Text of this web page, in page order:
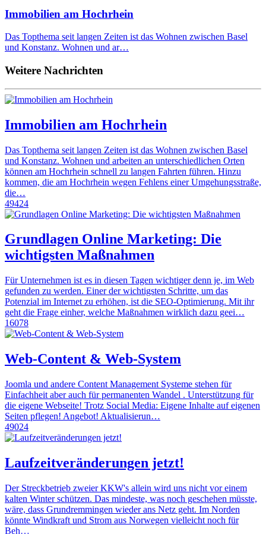
Immobilien am Hochrhein
Das Topthema seit langen Zeiten ist das Wohnen zwischen Basel
und Konstanz. Wohnen und ar…
Weitere Nachrichten
Immobilien am Hochrhein
Das Topthema seit langen Zeiten ist das Wohnen zwischen Basel
und Konstanz. Wohnen und arbeiten an unterschiedlichen Orten
können am Hochrhein schnell zu langen Fahrten führen. Hinzu
kommen, die am Hochrhein wegen Fehlens einer Umgehungsstraße,
die…
49424
Grundlagen Online Marketing: Die
wichtigsten Maßnahmen
Für Unternehmen ist es in diesen Tagen wichtiger denn je, im Web
gefunden zu werden. Einer der wichtigsten Schritte, um das
Potenzial im Internet zu erhöhen, ist die SEO-Optimierung. Mit ihr
geht die Frage einher, welche Maßnahmen wirklich dazu geei…
16078
Web-Content & Web-System
Joomla und andere Content Management Systeme stehen für
Einfachheit aber auch für permanenten Wandel . Unterstützung für
die eigene Webseite! Trotz Social Media: Eigene Inhalte auf eigenen
Seiten pflegen! Angebot! Aktualisierun…
49024
Laufzeitveränderungen jetzt!
Der Streckbetrieb zweier KKW's allein wird uns nicht vor einem
kalten Winter schützen. Das mindeste, was noch geschehen müsste,
wäre, dass Grundremmingen wieder ans Netz geht. Im Norden
könnte Windkraft und Strom aus Norwegen vielleicht noch für
Beh…